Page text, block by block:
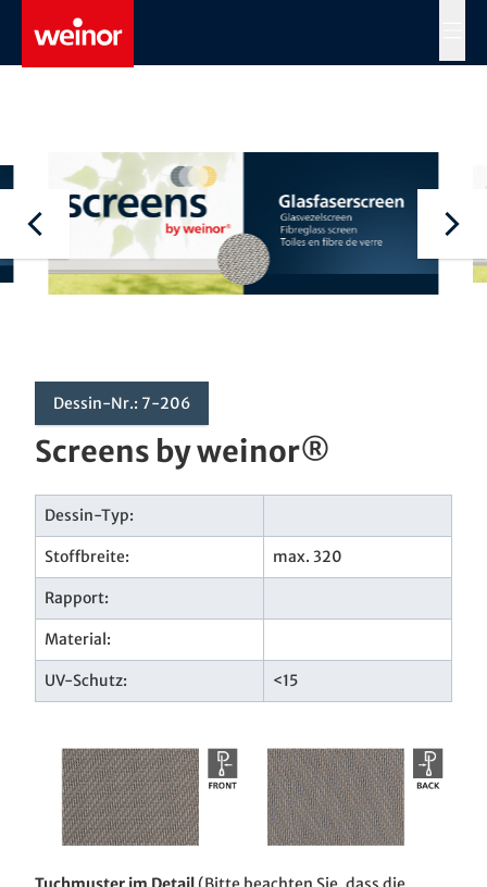
Skip to main content
Dessin-Nr.: 7-206
Screens by weinor®
Dessin-Typ:
Stoffbreite: max. 320
Rapport:
Material:
UV-Schutz: <15